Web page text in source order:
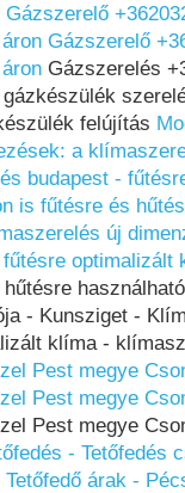
Gázszerelő
Gázszerelő
Gázszerelés
felújítás
a
budapest -
is fűtésre és
új
optimalizált
- Kunsziget -
klíma -
Pest megye
Pest megye
Pest megye
- Tetőfedés
Tetőfedő árak -